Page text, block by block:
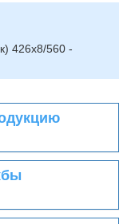
426х8/560 -